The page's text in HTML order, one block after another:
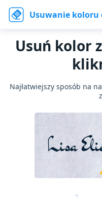
Usuwanie koloru
Usuń kolor
Najłatwiejszy sposób na